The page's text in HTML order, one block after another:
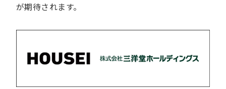
が期待されます。